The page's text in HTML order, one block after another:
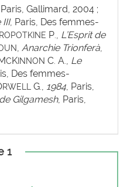
Paris, Gallimard, 2004 ;
III, Paris, Des femmes-
ROPOTKINE P , L’Esprit de
, Anarchie Trionferà,
CK INNON C A , Le
Des femmes-
RWELL G , 1984, Paris,
Gilgamesh, Paris,
1